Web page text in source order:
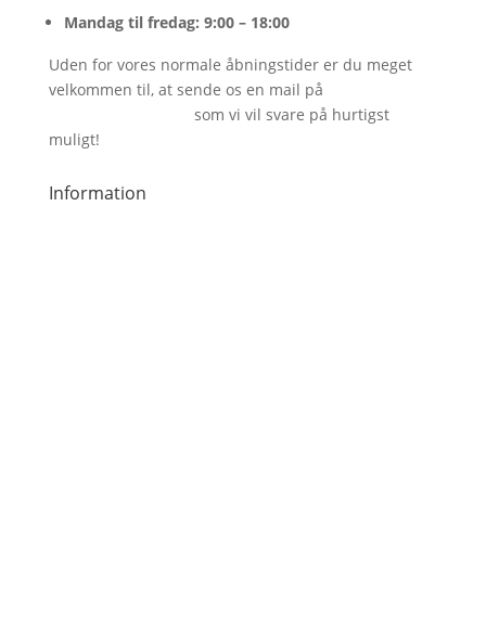
Mandag til fredag: 9:00 – 18:00
Uden for vores normale åbningstider er du meget
velkommen til, at sende os en mail på
som vi vil svare på hurtigst
muligt!
Information